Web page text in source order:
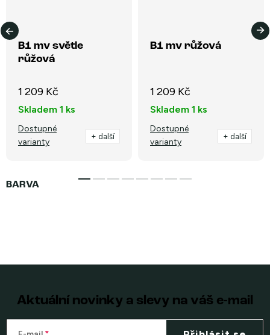
B1 mv světle
růžová
1 209 Kč
Skladem 1 ks
Dostupné
varianty
+ další
B1 mv růžová
1 209 Kč
Skladem 1 ks
Dostupné
varianty
+ další
Aktuální novinky a slevy na váš e-mail